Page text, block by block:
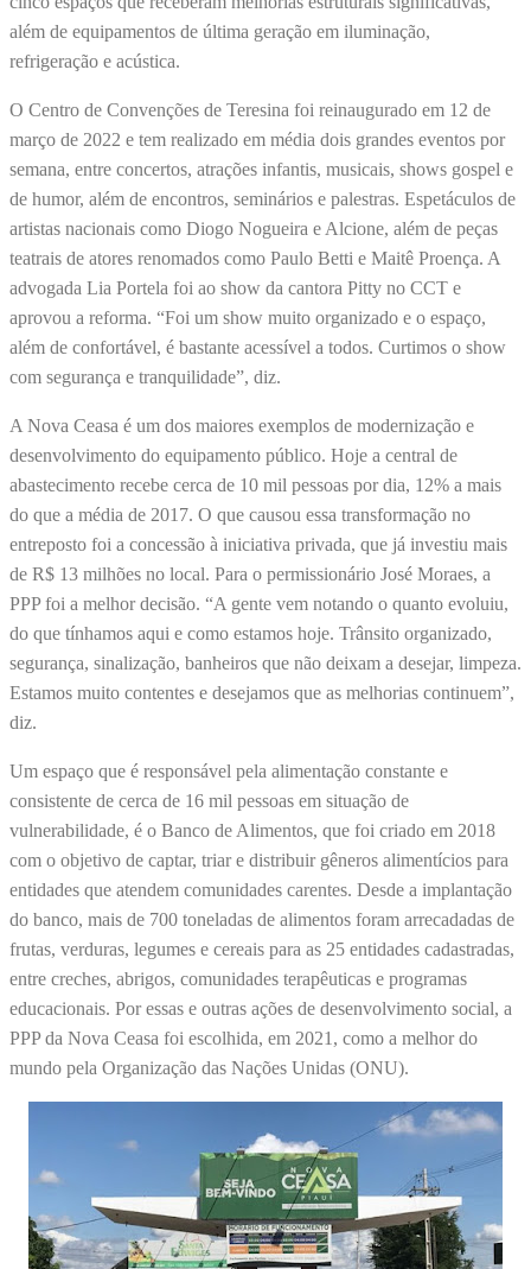
além de equipamentos de última geração em iluminação,
refrigeração e acústica.
O Centro de Convenções de Teresina foi reinaugurado em 12 de
março de 2022 e tem realizado em média dois grandes eventos por
semana, entre concertos, atrações infantis, musicais, shows gospel e
de humor, além de encontros, seminários e palestras. Espetáculos de
artistas nacionais como Diogo Nogueira e Alcione, além de peças
teatrais de atores renomados como Paulo Betti e Maitê Proença. A
advogada Lia Portela foi ao show da cantora Pitty no CCT e
aprovou a reforma. “Foi um show muito organizado e o espaço,
além de confortável, é bastante acessível a todos. Curtimos o show
com segurança e tranquilidade”, diz.
A Nova Ceasa é um dos maiores exemplos de modernização e
desenvolvimento do equipamento público. Hoje a central de
abastecimento recebe cerca de 10 mil pessoas por dia, 12% a mais
do que a média de 2017. O que causou essa transformação no
entreposto foi a concessão à iniciativa privada, que já investiu mais
de R$ 13 milhões no local. Para o permissionário José Moraes, a
PPP foi a melhor decisão. “A gente vem notando o quanto evoluiu,
do que tínhamos aqui e como estamos hoje. Trânsito organizado,
segurança, sinalização, banheiros que não deixam a desejar, limpeza.
Estamos muito contentes e desejamos que as melhorias continuem”,
diz.
Um espaço que é responsável pela alimentação constante e
consistente de cerca de 16 mil pessoas em situação de
vulnerabilidade, é o Banco de Alimentos, que foi criado em 2018
com o objetivo de captar, triar e distribuir gêneros alimentícios para
entidades que atendem comunidades carentes. Desde a implantação
do banco, mais de 700 toneladas de alimentos foram arrecadadas de
frutas, verduras, legumes e cereais para as 25 entidades cadastradas,
entre creches, abrigos, comunidades terapêuticas e programas
educacionais. Por essas e outras ações de desenvolvimento social, a
PPP da Nova Ceasa foi escolhida, em 2021, como a melhor do
mundo pela Organização das Nações Unidas (ONU).